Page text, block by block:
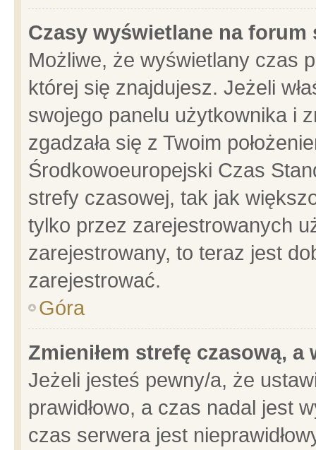
Czasy wyświetlane na forum
Możliwe, że wyświetlany czas
której się znajdujesz. Jeżeli
swojego panelu użytkownika i
zgadzała się z Twoim
Środkowoeuropejski Czas
strefy czasowej, tak jak
tylko przez zarejestrowanych
zarejestrowany, to teraz jest
zarejestrować.
Góra
Zmieniłem strefę czasową,
Jeżeli jesteś pewny/a, że
prawidłowo, a czas nadal jest
czas serwera jest